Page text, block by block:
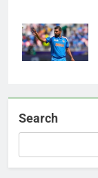
Search